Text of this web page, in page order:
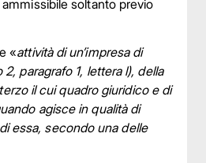
ammissibile soltanto previo
«attività di un’impresa di
paragrafo 1, lettera l), della
il cui quadro giuridico e di
agisce in qualità di
essa, secondo una delle